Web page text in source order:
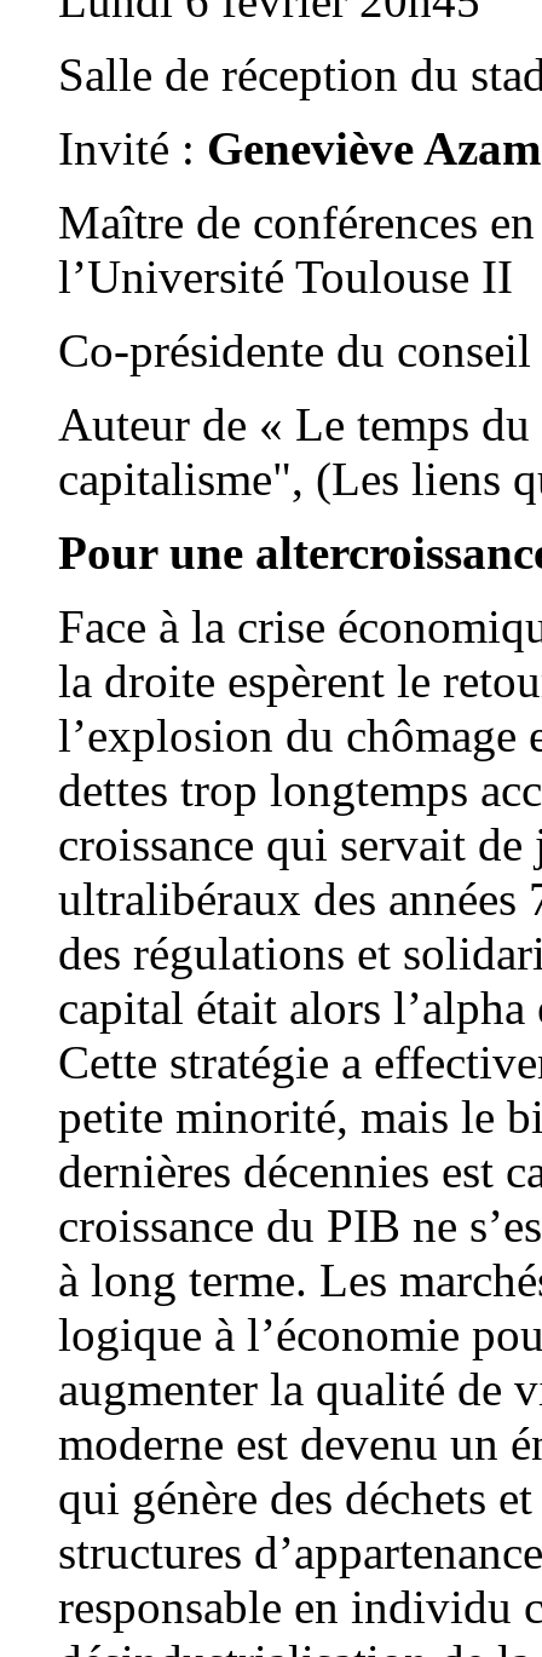
Salle de réception du
Invité : Geneviève Azam
Maître de conférences
l’Université Toulouse II
Co-présidente du
Auteur de « Le temps
capitalisme", (Les liens
Pour une
Face à la crise
la droite espèrent le
l’explosion du chômage
dettes trop longtemps
croissance qui servait
ultralibéraux des années
des régulations et
capital était alors
Cette stratégie a
petite minorité, mais le
dernières décennies est
croissance du PIB ne
à long terme. Les
logique à l’économie
augmenter la qualité de
moderne est devenu un
qui génère des déchets
structures
responsable en individu